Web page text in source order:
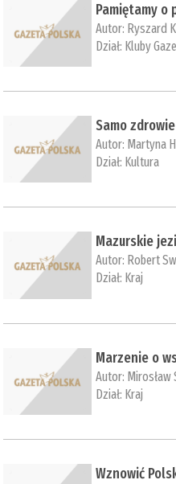
Pamiętamy o
Autor: Ryszard
Dział: Kluby
Samo
Autor: Martyna
Dział: Kultura
Mazurskie
Autor: Robert
Dział: Kraj
Marzenie o
Autor: Mirosław
Dział: Kraj
Wznowić